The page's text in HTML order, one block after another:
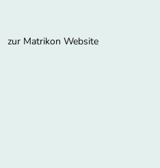
zur Matrikon Website